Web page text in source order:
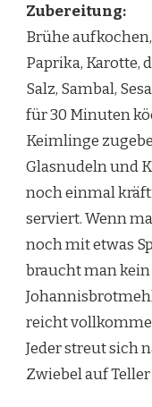
Zubereitung:
Brühe
Paprika, Karotte,
Salz, Sambal,
für 30 Minuten
Keimlinge
Glasnudeln und
noch einmal
serviert. Wenn
noch mit etwas
braucht man
reicht
Jeder streut sich
Zwiebel auf